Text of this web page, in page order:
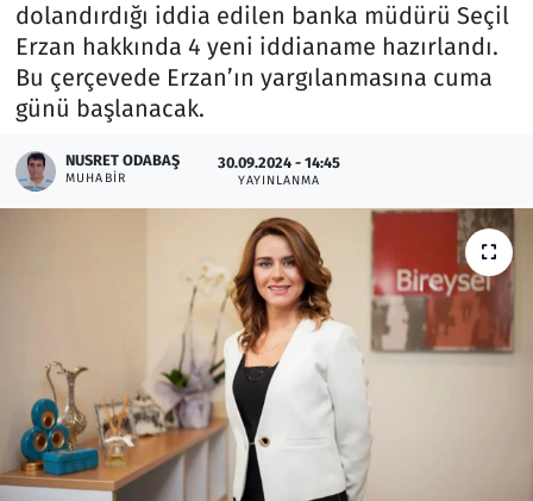
dolandırdığı iddia edilen banka müdürü Seçil
Erzan hakkında 4 yeni iddianame hazırlandı.
Bu çerçevede Erzan’ın yargılanmasına cuma
günü başlanacak.
NUSRET ODABAŞ
MUHABIR
30.09.2024 - 14:45
YAYINLANMA
Otomobil
Oyun
Resmi İlanlar
Savunma Sanayi
Seçim 2023